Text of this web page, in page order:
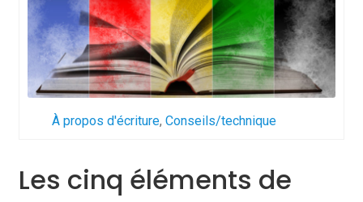
À propos d'écriture, Conseils/technique
Les cinq éléments de